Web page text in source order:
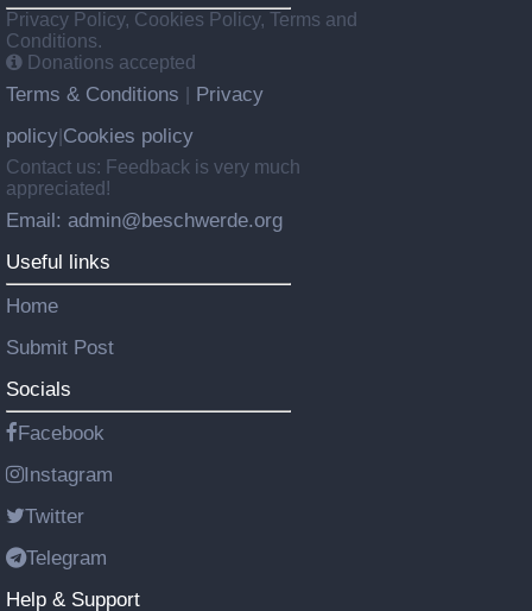
Privacy Policy, Cookies Policy, Terms and
Conditions.
Donations accepted
Terms & Conditions
Privacy
policy Cookies policy
Contact us: Feedback is very much
appreciated!
Email: admin@beschwerde.org
Useful links
Home
Submit Post
Socials
Facebook
Instagram
Twitter
Telegram
Help & Support